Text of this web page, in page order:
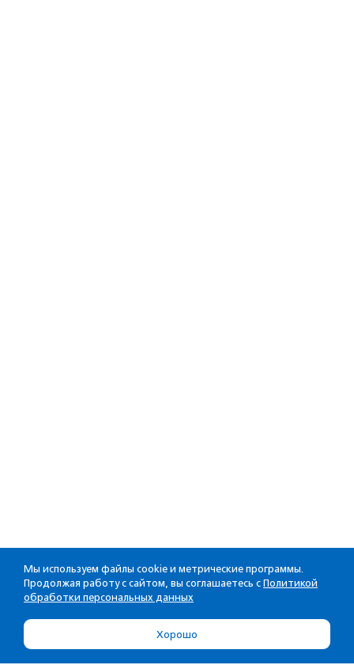
Мы используем файлы cookie и метрические программы.
Продолжая работу с сайтом, вы соглашаетесь с Политикой
обработки персональных данных
Хорошо